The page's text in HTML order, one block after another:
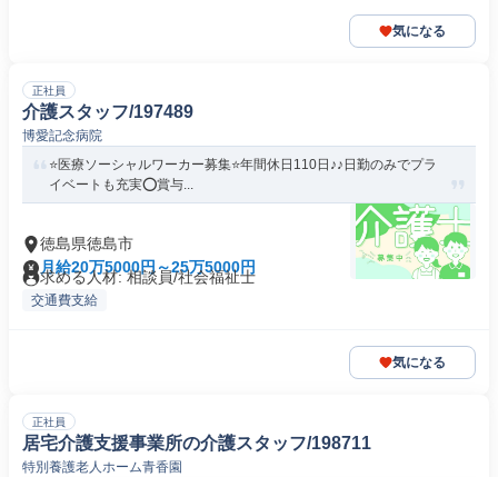
気になる
正社員
介護スタッフ/197489
博愛記念病院
⭐️医療ソーシャルワーカー募集⭐️年間休日110日♪♪日勤のみでプラ
イベートも充実⭕️賞与...
徳島県徳島市
月給20万5000円～25万5000円
求める人材: 相談員/社会福祉士
交通費支給
気になる
正社員
居宅介護支援事業所の介護スタッフ/198711
特別養護老人ホーム青香園